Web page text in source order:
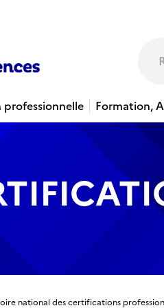
Formation,
national des certifications